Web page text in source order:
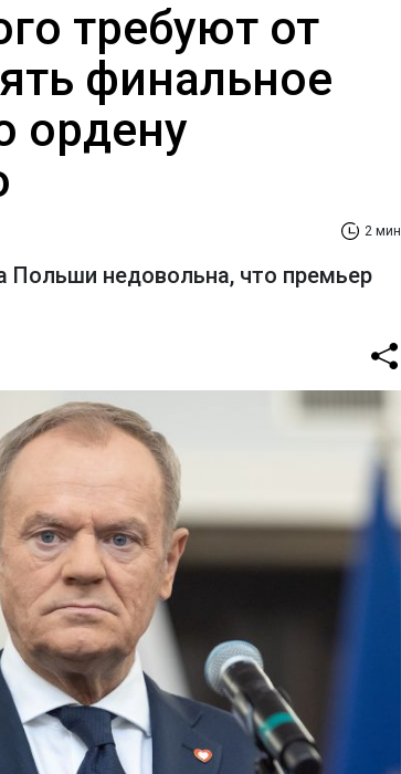
требуют от
финальное
ордену
2 мин
Польши недовольна, что премьер